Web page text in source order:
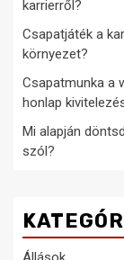
karrierről?
Csapatjáték a
környezet?
Csapatmunka a
honlap
Mi alapján
szól?